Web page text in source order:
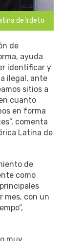
de Irdeto
de
ayuda
identificar y
ilegal, ante
sitios a
cuanto
en forma
comenta
Latina de
de
como
mes, con un
muy